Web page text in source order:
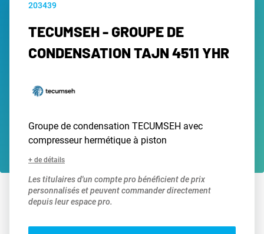
203439
TECUMSEH - GROUPE DE
CONDENSATION TAJN 4511 YHR
Groupe de condensation TECUMSEH avec
compresseur hermétique à piston
+ de détails
Les titulaires d'un compte pro bénéficient de prix
personnalisés et peuvent commander directement
depuis leur espace pro.